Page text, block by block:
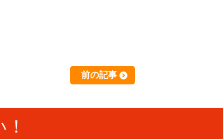
前の記事